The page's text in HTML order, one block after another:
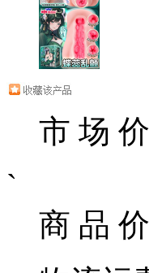
市 场
`
商 品 价